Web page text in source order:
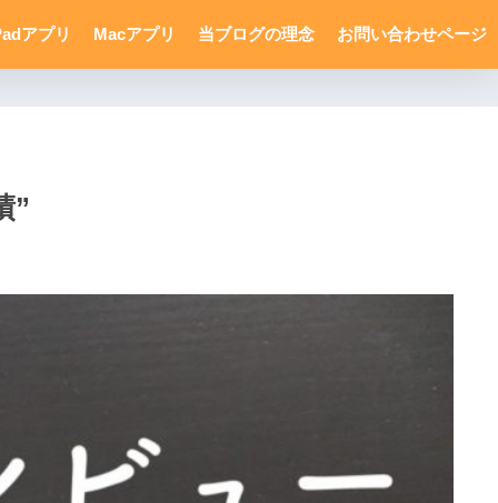
アプリ Macアプリ 当ブログの理念 お問い合わせページ
”